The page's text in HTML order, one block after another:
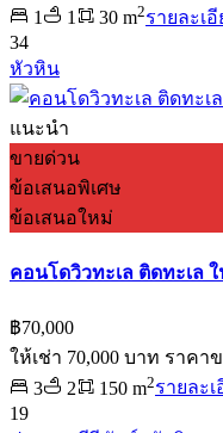
1
1 30 m2รายละเ
34
หัวหิน
แนะนำ
ขายด่วน
ข้อเสนอพิเศษ
ข้อเสนอใหม่
คอนโดวิวทะเล ติดทะเล
฿70,000
ให้เช่า 70,000 บาท ราค
3
2 150 m2รายละเ
19